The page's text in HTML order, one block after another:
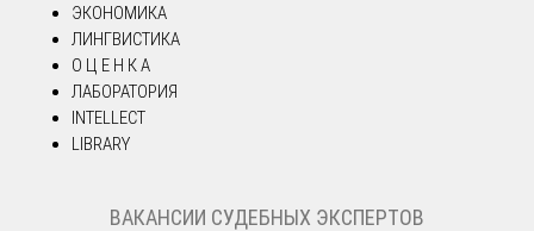
ЭКОНОМИКА
ЛИНГВИСТИКА
О Ц Е Н К А
ЛАБОРАТОРИЯ
INTELLECT
LIBRARY
ВАКАНСИИ СУДЕБНЫХ ЭКСПЕРТОВ